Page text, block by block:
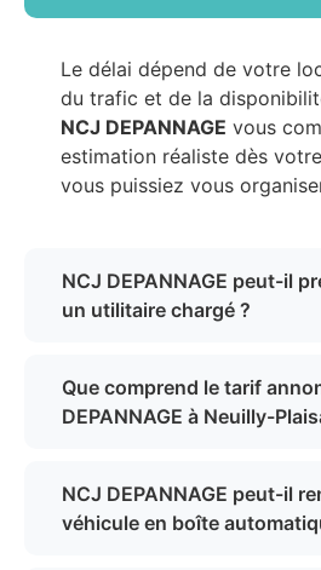
Le délai dépend de votre
du trafic et de la
NCJ DEPANNAGE vous
estimation réaliste dès
vous puissiez vous
NCJ DEPANNAGE peut-il
un utilitaire chargé ?
Que comprend le tarif
DEPANNAGE à Neuilly-
NCJ DEPANNAGE peut-il
véhicule en boîte